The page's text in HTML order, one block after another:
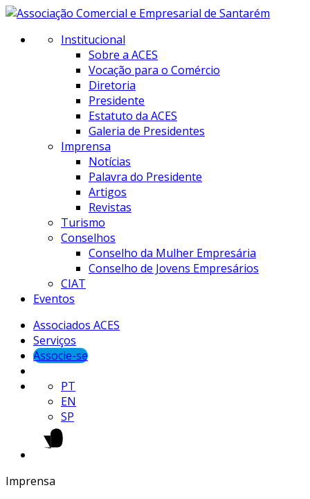
Institucional
Sobre a ACES
Vocação para o Comércio
Diretoria
Presidente
Estatuto da ACES
Galeria de Presidentes
Imprensa
Notícias
Palavra do Presidente
Artigos
Revistas
Turismo
Conselhos
Conselho da Mulher Empresária
Conselho de Jovens Empresários
CIAT
Eventos
Associados ACES
Serviços
Associe-se
PT
EN
SP
Imprensa